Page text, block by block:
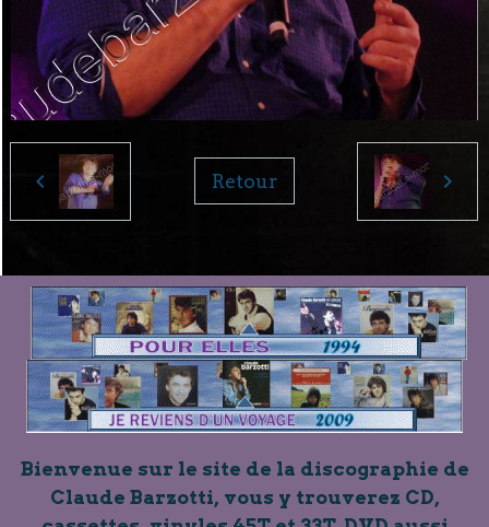
Retour
Bienvenue sur le site de la discographie de
Claude Barzotti, vous y trouverez CD,